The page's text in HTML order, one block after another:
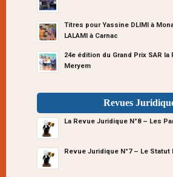
Titres pour Yassine DLIMI à
LALAMI à Carnac
24e édition du Grand Prix SAR
Meryem
Revues
La Revue Juridique N°8 – Les
Revue Juridique N°7 – Le